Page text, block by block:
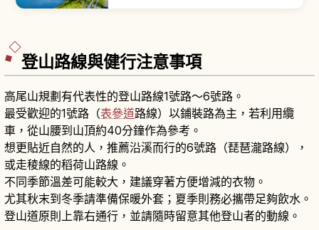
為天皇居所。從 JR 東京站丸之內北口步行到大手
登山路線與健行注意事項
高尾山規劃有代表性的登山路線1號路〜6號路。
最受歡迎的1號路（表參道路線）以鋪裝路為主，若利用纜
車，從山腰到山頂約40分鐘作為參考。
想更貼近自然的人，推薦沿溪而行的6號路（琵琶瀧路線），
或走稜線的稻荷山路線。
不同季節溫差可能較大，建議穿著方便增減的衣物。
尤其秋末到冬季請準備保暖外套；夏季則務必攜帶足夠飲水。
登山道原則上靠右通行，並請隨時留意其他登山者的動線。